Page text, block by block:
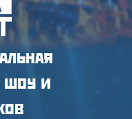
шоу и